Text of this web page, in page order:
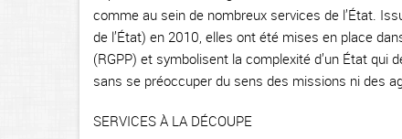
comme au sein de nombreux services de l’État.
de l’État) en 2010, elles ont été mises en place
(RGPP) et symbolisent la complexité d’un État
sans se préoccuper du sens des missions ni des
SERVICES À LA DÉCOUPE